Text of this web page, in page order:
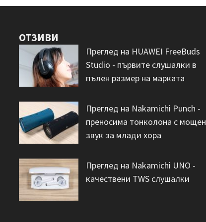
ОТЗИВИ
Преглед на HUAWEI FreeBuds
Studio - първите слушалки в
пълен размер на марката
Преглед на Nakamichi Punch -
преносима тонколона с мощен
звук за млади хора
Преглед на Nakamichi UNO -
качествени TWS слушалки